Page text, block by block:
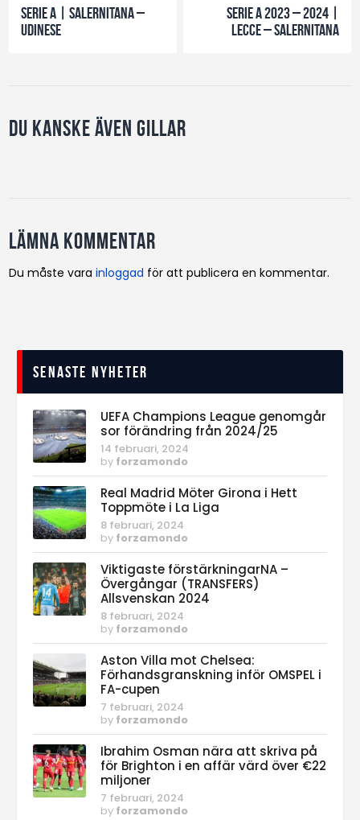
Serie A | Salernitana –
Udinese
Serie A 2023 – 2024 |
Lecce – Salernitana
Du kanske även gillar
Lämna kommentar
Du måste varainloggad för att publicera en kommentar.
Senaste nyheter
UEFA Champions League genomgår
sor förändring från 2024/25
14 februari, 2024
by forzamondo
Real Madrid Möter Girona i Hett
Toppmöte i La Liga
8 februari, 2024
by forzamondo
Viktigaste förstärkningarNA –
Övergångar (TRANSFERS)
Allsvenskan 2024
8 februari, 2024
by forzamondo
Aston Villa mot Chelsea:
Förhandsgranskning inför OMSPEL i
FA-cupen
7 februari, 2024
by forzamondo
Ibrahim Osman nära att skriva på
för Brighton i en affär värd över €22
miljoner
7 februari, 2024
by forzamondo